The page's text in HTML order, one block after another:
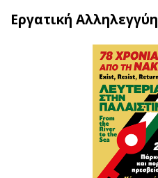
Εργατική Αλληλεγγύη